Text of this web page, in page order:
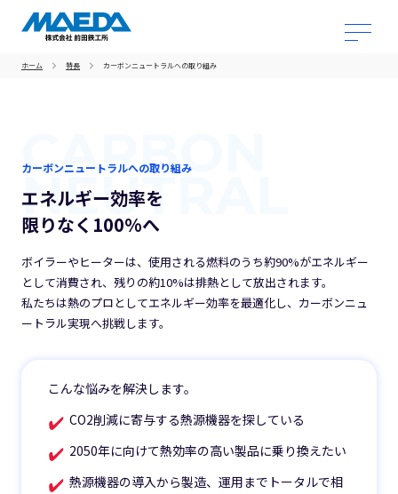
ホーム 特長 カーボンニュートラルへの取り組み
CARBON
NEUTRAL
カーボンニュートラルへの取り組み
エネルギー効率を
限りなく100%へ
ボイラーやヒーターは、使用される燃料のうち約90%がエネルギー
として消費され、残りの約10%は排熱として放出されます。
私たちは熱のプロとしてエネルギー効率を最適化し、カーボンニュ
ートラル実現へ挑戦します。
こんな悩みを解決します。
CO2削減に寄与する熱源機器を探している
2050年に向けて熱効率の高い製品に乗り換えたい
熱源機器の導入から製造、運用までトータルで相